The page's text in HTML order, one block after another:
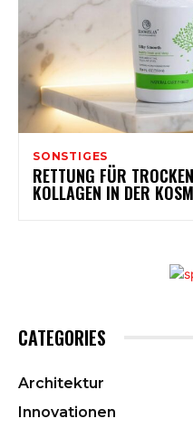
SONSTIGES
RETTUNG FÜR
KOLLAGEN IN DER
CATEGORIES
Architektur
Innovationen